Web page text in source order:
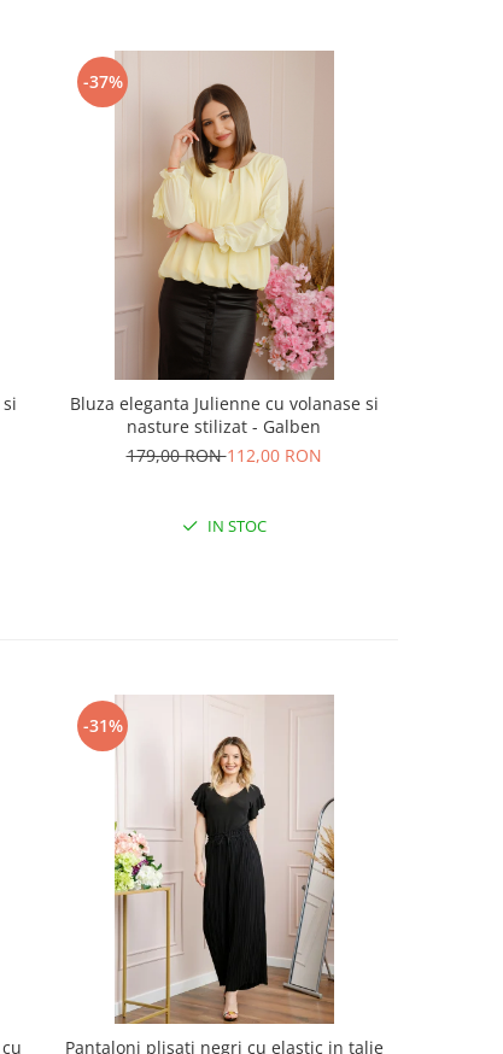
-37%
Bluza eleganta Julienne cu volanase si
nasture stilizat - Galben
179,00 RON112,00 RON
IN STOC
-31%
Pantaloni plisati negri cu elastic in talie